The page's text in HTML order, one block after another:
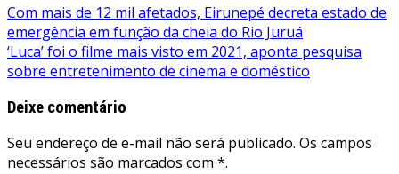
Navegação
de
Post
Com mais de 12 mil afetados, Eirunepé decreta estado de
emergência em função da cheia do Rio Juruá
‘Luca’ foi o filme mais visto em 2021, aponta pesquisa
sobre entretenimento de cinema e doméstico
Deixe comentário
Seu endereço de e-mail não será publicado. Os campos
necessários são marcados com *.